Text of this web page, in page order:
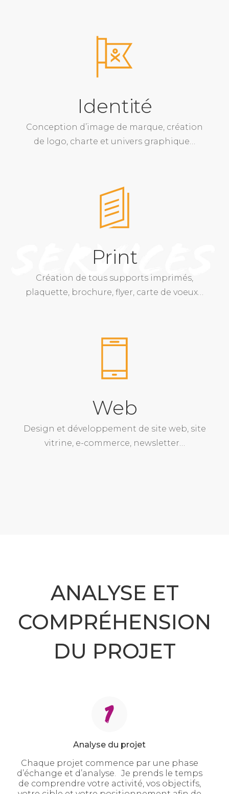
Identité
Conception d’image de marque, création
de logo, charte et univers graphique…
Print
Création de tous supports imprimés,
plaquette, brochure, flyer, carte de voeux…
Web
Design et développement de site web, site
vitrine, e-commerce, newsletter…
ANALYSE ET
COMPRÉHENSION
DU PROJET
Analyse du projet
Chaque projet commence par une phase
d’échange et d’analyse. Je prends le temps
de comprendre votre activité, vos objectifs,